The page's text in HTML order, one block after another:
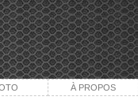
À PROPOS